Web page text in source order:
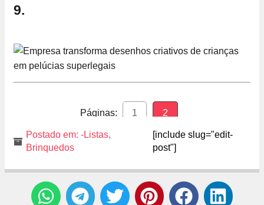
9.
Páginas: 1 2
Postado em: -Listas,
Brinquedos
[include slug="edit-
post"]